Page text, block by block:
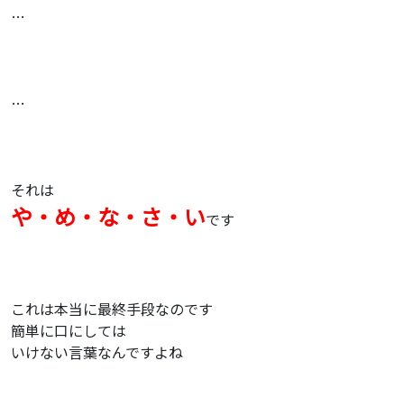
…
…
それは
や・め・な・さ・いです
これは本当に最終手段なのです
簡単に口にしては
いけない言葉なんですよね